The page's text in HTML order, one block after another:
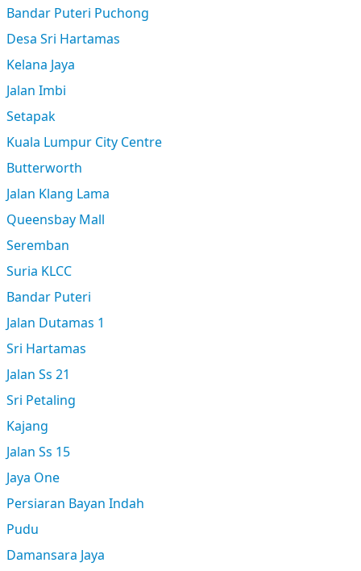
Bandar Puteri Puchong
Desa Sri Hartamas
Kelana Jaya
Jalan Imbi
Setapak
Kuala Lumpur City Centre
Butterworth
Jalan Klang Lama
Queensbay Mall
Seremban
Suria KLCC
Bandar Puteri
Jalan Dutamas 1
Sri Hartamas
Jalan Ss 21
Sri Petaling
Kajang
Jalan Ss 15
Jaya One
Persiaran Bayan Indah
Pudu
Damansara Jaya